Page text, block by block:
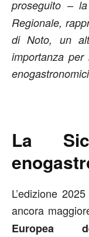
proseguito – la
Regionale,
di Noto, un
importanza
La
L’edizione
ancora
Europea